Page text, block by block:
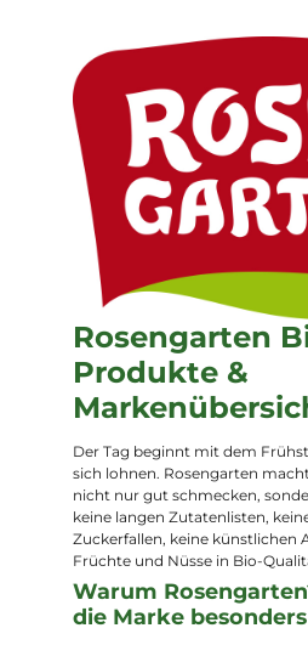
Rosengarten
Produkte &
Der Tag beginnt mit dem
sich lohnen. Rosengarten
nicht nur gut schmecken,
keine langen Zutatenlisten,
Zuckerfallen, keine künstlichen
Früchte und Nüsse in Bio-
Warum
die Marke besonders